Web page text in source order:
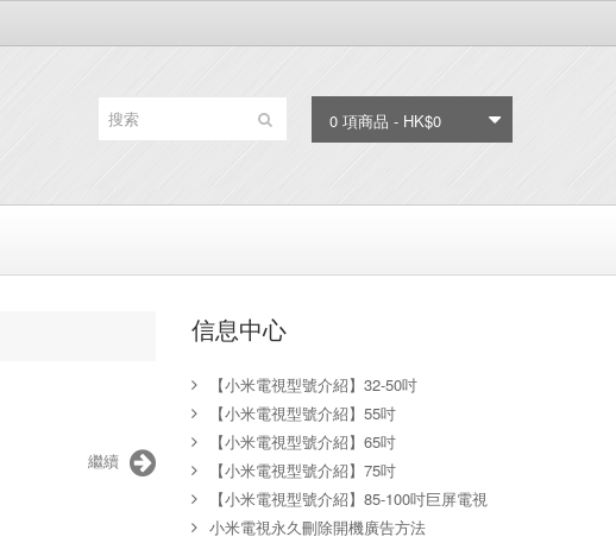
0 項商品 - HK$0
繼續
信息中心
【小米電視型號介紹】32-50吋
【小米電視型號介紹】55吋
【小米電視型號介紹】65吋
【小米電視型號介紹】75吋
【小米電視型號介紹】85-100吋巨屏電視
小米電視永久刪除開機廣告方法